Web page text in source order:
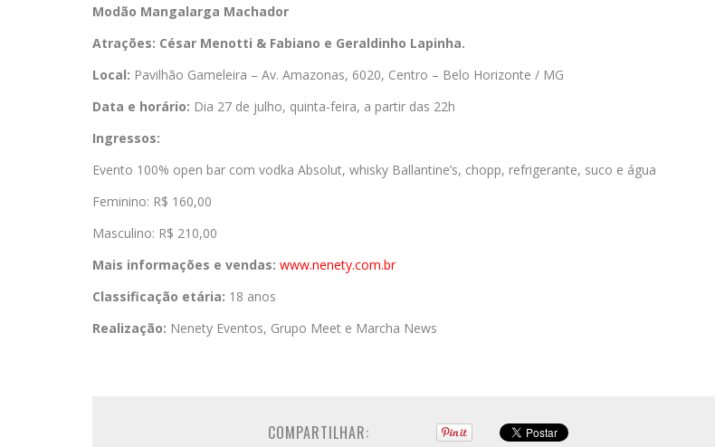
Modão Mangalarga Machador
Atrações: César Menotti & Fabiano e Geraldinho Lapinha.
Local: Pavilhão Gameleira – Av. Amazonas, 6020, Centro – Belo Horizonte / MG
Data e horário: Dia 27 de julho, quinta-feira, a partir das 22h
Ingressos:
Evento 100% open bar com vodka Absolut, whisky Ballantine’s, chopp, refrigerante, suco e água
Feminino: R$ 160,00
Masculino: R$ 210,00
Mais informações e vendas: www.nenety.com.br
Classificação etária: 18 anos
Realização: Nenety Eventos, Grupo Meet e Marcha News
COMPARTILHAR: